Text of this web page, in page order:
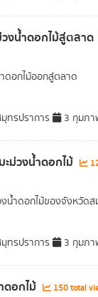
งน้ำดอกไม้สู่ตลาด
ดอกไม้ออกสู่ตลาด
ทรปราการ 3 กุมภา
ะม่วงน้ำดอกไม้
น้ำดอกไม้ของจังหวัด
ทรปราการ 3 กุมภา
อกไม้ 150 total